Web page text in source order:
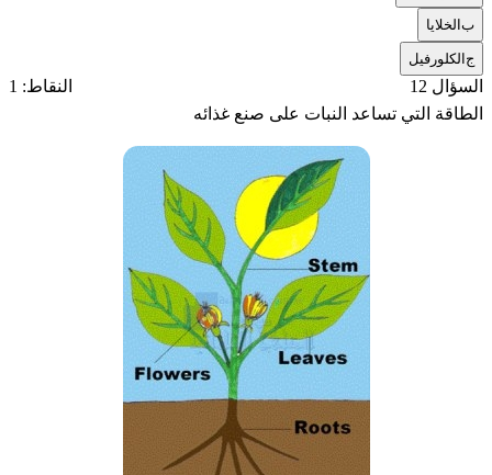
بالخلايا
جالكلورفيل
السؤال 12
النقاط: 1
الطاقة التي تساعد النبات على صنع غذائه